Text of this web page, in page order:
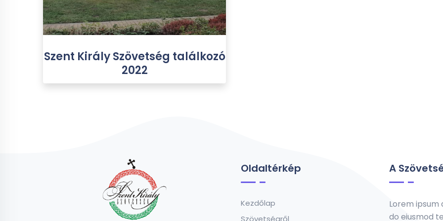
Szent Király Szövetség találkozó
2022
Oldaltérkép
Kezdőlap
Szövetségről
A
Lorem
do eiusmod